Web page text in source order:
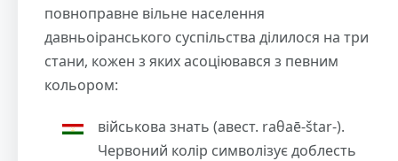
повноправне вільне населення
давньоіранського суспільства ділилося на три
стани, кожен з яких асоціювався з певним
кольором:
військова знать (авест. raθaē-štar-).
Червоний колір символізує доблесть